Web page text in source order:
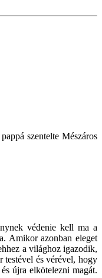
szentelte Mészáros
védenie kell ma a
Amikor azonban eleget
a világhoz igazodik,
testével és vérével, hogy
újra elkötelezni magát.